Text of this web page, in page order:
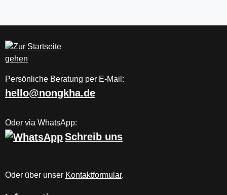
Persönliche Beratung per E-Mail:
hello@nongkha.de
Oder via WhatsApp:
Schreib uns
Oder über unser Kontaktformular.